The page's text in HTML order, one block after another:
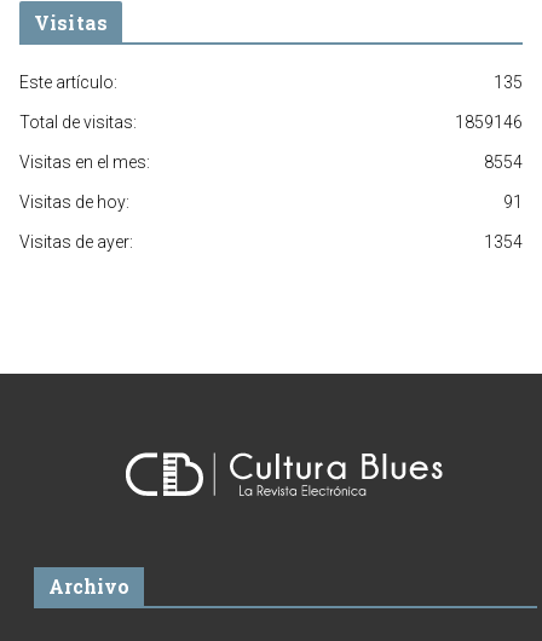
Visitas
135
Este artículo:
1859146
Total de visitas:
8554
Visitas en el mes:
91
Visitas de hoy:
1354
Visitas de ayer:
Archivo